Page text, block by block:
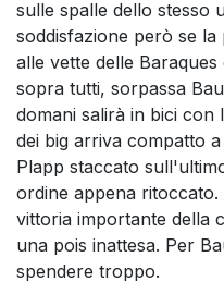
sulle spalle dello stesso
soddisfazione però se
alle vette delle
sopra tutti, sorpassa
domani salirà in bici con
dei big arriva compatto
Plapp staccato
ordine appena
vittoria importante della
una pois inattesa. Per
spendere troppo.